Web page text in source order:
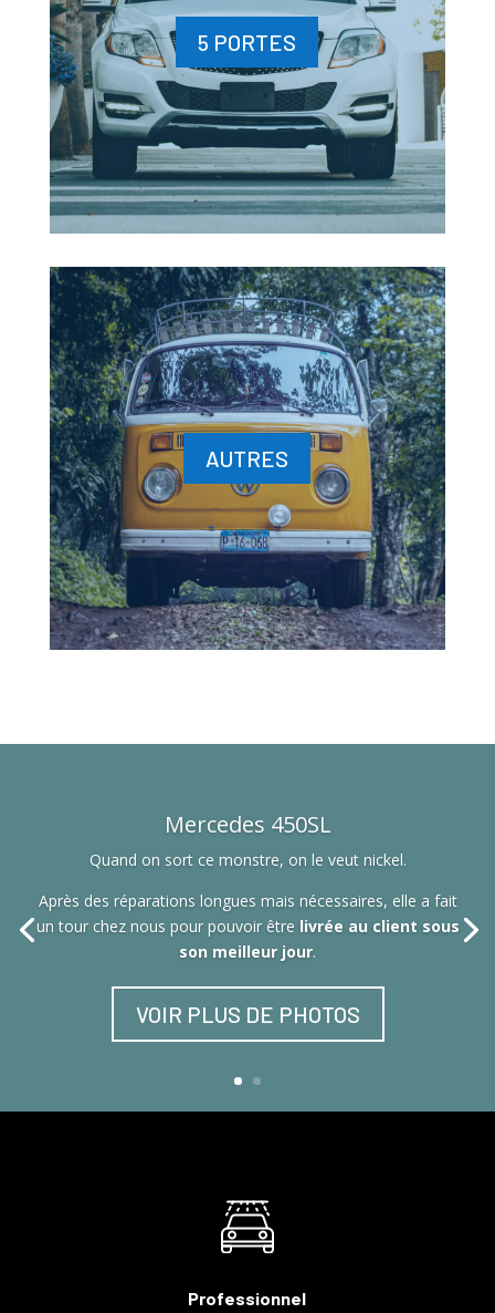
5 PORTES
AUTRES
Mercedes 450SL
Quand on sort ce monstre, on le veut nickel.
Après des réparations longues mais nécessaires, elle a fait
un tour chez nous pour pouvoir être livrée au client sous
son meilleur jour.
VOIR PLUS DE PHOTOS
Professionnel